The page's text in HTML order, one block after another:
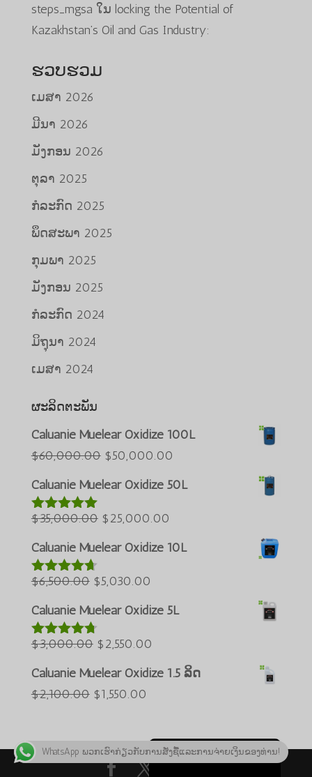
steps_mgsa ໃນ locking the Potential of
Kazakhstan’s Oil and Gas Industry:
ຮວບຮວມ
ເມສາ 2026
ມີນາ 2026
ມັງກອນ 2026
ຕຸລາ 2025
ກໍລະກົດ 2025
ພຶດສະພາ 2025
ກຸມພາ 2025
ມັງກອນ 2025
ກໍລະກົດ 2024
ມິຖຸນາ 2024
ເມສາ 2024
ຜະລິດຕະພັນ
Caluanie Muelear Oxidize 100L
$60,000.00 ລາຄາ
ເດີມ
$60,000.00.
$50,000.00
Caluanie Muelear Oxidize 50L
ໃຫ້ຄະແນນ
ທັງໝົດ 5
$35,000.00 ລາຄາ
ເດີມ
$35,000.00.
$25,000.00
Caluanie Muelear Oxidize 10L
ໃຫ້ຄະແນນ
ທັງໝົດ 5
$6,500.00 ລາຄາ
ເດີມ
ແມ່ນ:
$6,500.00.
$5,030.00
ປະຈຸບັນ:
Caluanie Muelear Oxidize 5L
ໃຫ້ຄະແນນ
ທັງໝົດ 5
$3,000.00 ລາຄາ
ເດີມ
$2,550.00
ປະຈຸບັນ:
Caluanie Muelear Oxidize 1.5 ລິດ
$2,100.00 ລາຄາ
$2,100.00.
$1,550.00
$1,550.00.
WhatsApp ພວກເຮົາກ່ຽວກັບການສັ່ງຊື້ແລະການຈ່າຍເງິນຂອງທ່ານ!
ພາສາລາວ
O‘zbekcha
한국어
Bahasa Melayu
Türkçe